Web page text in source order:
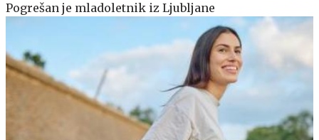
Pogrešan je mladoletnik iz Ljubljane